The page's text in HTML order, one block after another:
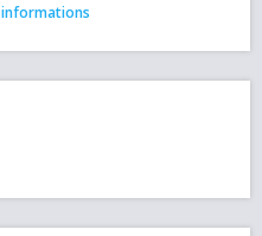
informations